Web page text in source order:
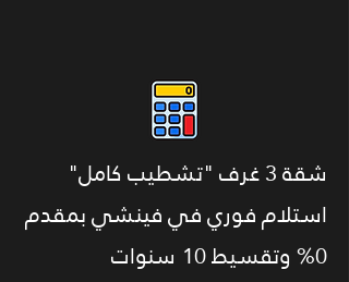
شقة 3 غرف "تشطيب كامل"
استلام فوري في فينشي بمقدم
0% وتقسيط 10 سنوات